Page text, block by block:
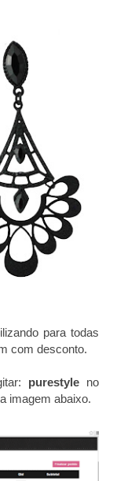
para todas
com desconto.
purestyleno
imagem abaixo.